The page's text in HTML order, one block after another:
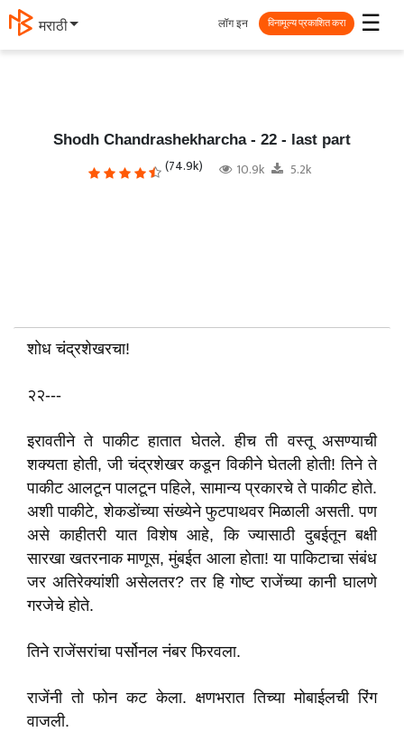
தமிழ் ☰
लॉग इन विनामूल्य प्रकाशित करा
Shodh Chandrashekharcha - 22 - last part
(74.9k) 10.9k 5.2k
शोध चंद्रशेखरचा!
२२---
इरावतीने ते पाकीट हातात घेतले. हीच ती वस्तू असण्याची
शक्यता होती, जी चंद्रशेखर कडून विकीने घेतली होती! तिने ते
पाकीट आलटून पालटून पहिले, सामान्य प्रकारचे ते पाकीट होते.
अशी पाकीटे, शेकडोंच्या संख्येने फुटपाथवर मिळाली असती. पण
असे काहीतरी यात विशेष आहे, कि ज्यासाठी दुबईतून बक्षी
सारखा खतरनाक माणूस, मुंबईत आला होता! या पाकिटाचा संबंध
जर अतिरेक्यांशी असेलतर? तर हि गोष्ट राजेंच्या कानी घालणे
गरजेचे होते.
तिने राजेंसरांचा पर्सोनल नंबर फिरवला.
राजेंनी तो फोन कट केला. क्षणभरात तिच्या मोबाईलची रिंग
वाजली.